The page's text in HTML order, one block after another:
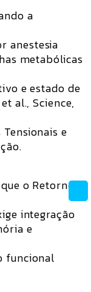
a
anestesia
metabólicas
e estado de
al., Science,
e
o Retorno
integração
e
funcional